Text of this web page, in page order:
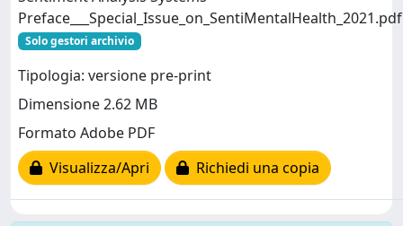
Preface___Special_Issue_on_SentiMentalHealth_2021.pdf
Solo gestori archivio
Tipologia: versione pre-print
Dimensione 2.62 MB
Formato Adobe PDF
Visualizza/Apri
Richiedi una copia